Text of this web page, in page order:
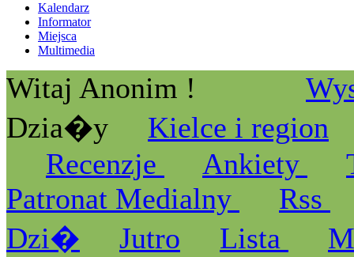
Kalendarz
Informator
Miejsca
Multimedia
Witaj Anonim !
Dzia�y
Kielce i region
Recenzje
Ankiety
Patronat Medialny
Rss
Dzi�
Jutro Lista